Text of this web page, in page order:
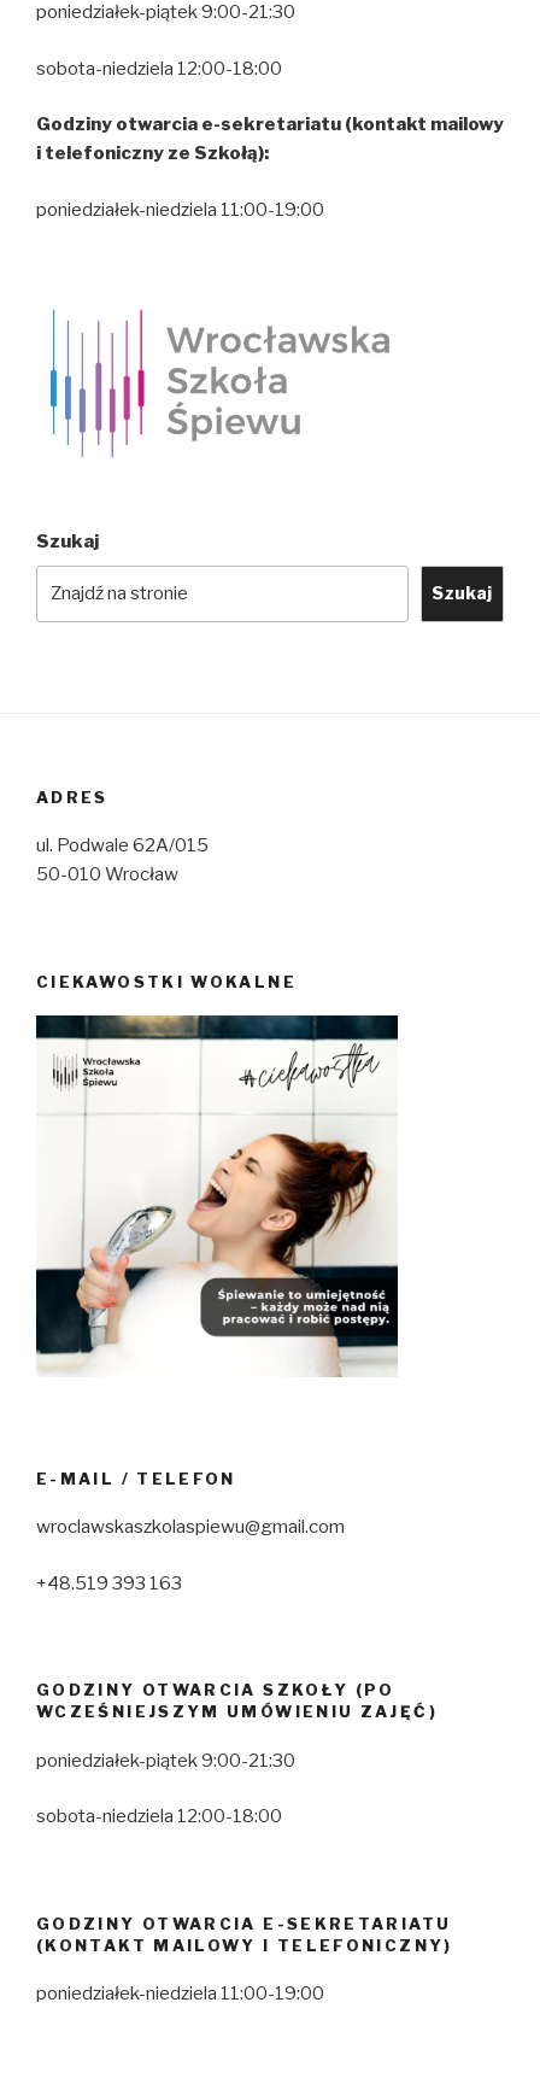
poniedziałek-piątek 9:00-21:30
sobota-niedziela 12:00-18:00
Godziny otwarcia e-sekretariatu (kontakt mailowy
i telefoniczny ze Szkołą):
poniedziałek-niedziela 11:00-19:00
Szukaj
Szukaj
ADRES
ul. Podwale 62A/015
50-010 Wrocław
CIEKAWOSTKI WOKALNE
E-MAIL / TELEFON
wroclawskaszkolaspiewu@gmail.com
+48.519 393 163
GODZINY OTWARCIA SZKOŁY (PO
WCZEŚNIEJSZYM UMÓWIENIU ZAJĘĆ)
poniedziałek-piątek 9:00-21:30
sobota-niedziela 12:00-18:00
GODZINY OTWARCIA E-SEKRETARIATU
(KONTAKT MAILOWY I TELEFONICZNY)
poniedziałek-niedziela 11:00-19:00